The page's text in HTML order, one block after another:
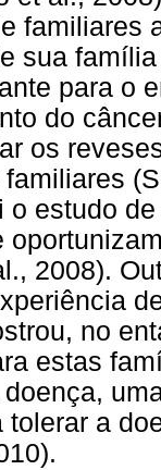
familiares
sua
para o
do
os
o estudo
2008).
no
estas
tolerar a